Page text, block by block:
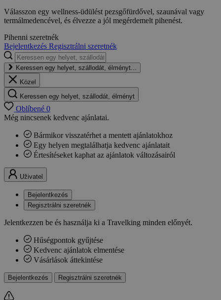
Válasszon egy wellness-üdülést pezsgőfürdővel, szaunával vagy
termálmedencével, és élvezze a jól megérdemelt pihenést.
Pihenni szeretnék
Bejelentkezés Regisztrálni szeretnék
Keressen egy helyet, szállodát, élményt...
Közel
Keressen egy helyet, szállodát, élményt
Oblíbené 0
Még nincsenek kedvenc ajánlatai.
Bármikor visszatérhet a mentett ajánlatokhoz
Egy helyen megtalálhatja kedvenc ajánlatait
Értesítéseket kaphat az ajánlatok változásairól
Uživatel
Bejelentkezés
Regisztrálni szeretnék
Jelentkezzen be és használja ki a Travelking minden előnyét.
Hűségpontok gyűjtése
Kedvenc ajánlatok elmentése
Vásárlások áttekintése
Bejelentkezés Regisztrálni szeretnék